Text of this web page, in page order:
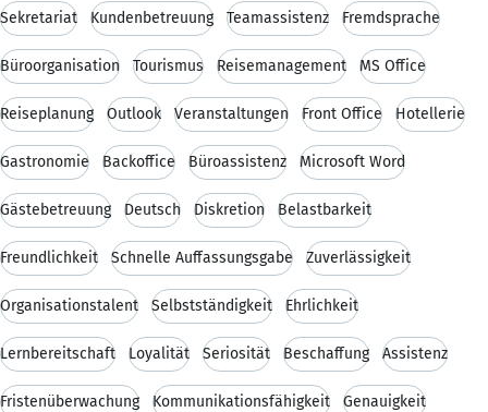
Sekretariat Kundenbetreuung Teamassistenz Fremdsprache
Büroorganisation Tourismus Reisemanagement MS Office
Reiseplanung Outlook Veranstaltungen Front Office Hotellerie
Gastronomie Backoffice Büroassistenz Microsoft Word
Gästebetreuung Deutsch Diskretion Belastbarkeit
Freundlichkeit Schnelle Auffassungsgabe Zuverlässigkeit
Organisationstalent Selbstständigkeit Ehrlichkeit
Lernbereitschaft Loyalität Seriosität Beschaffung Assistenz
Fristenüberwachung Kommunikationsfähigkeit Genauigkeit